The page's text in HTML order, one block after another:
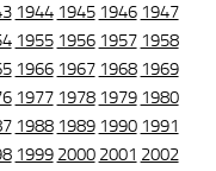
1944 1945 1946 1947
1955 1956 1957 1958
1966 1967 1968 1969
1977 1978 1979 1980
1988 1989 1990 1991
1999 2000 2001 2002